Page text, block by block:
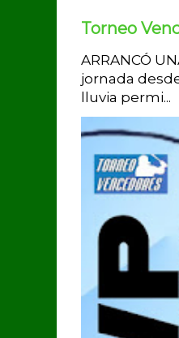
Torneo
ARRANCÓ
jornada
lluvia permi...